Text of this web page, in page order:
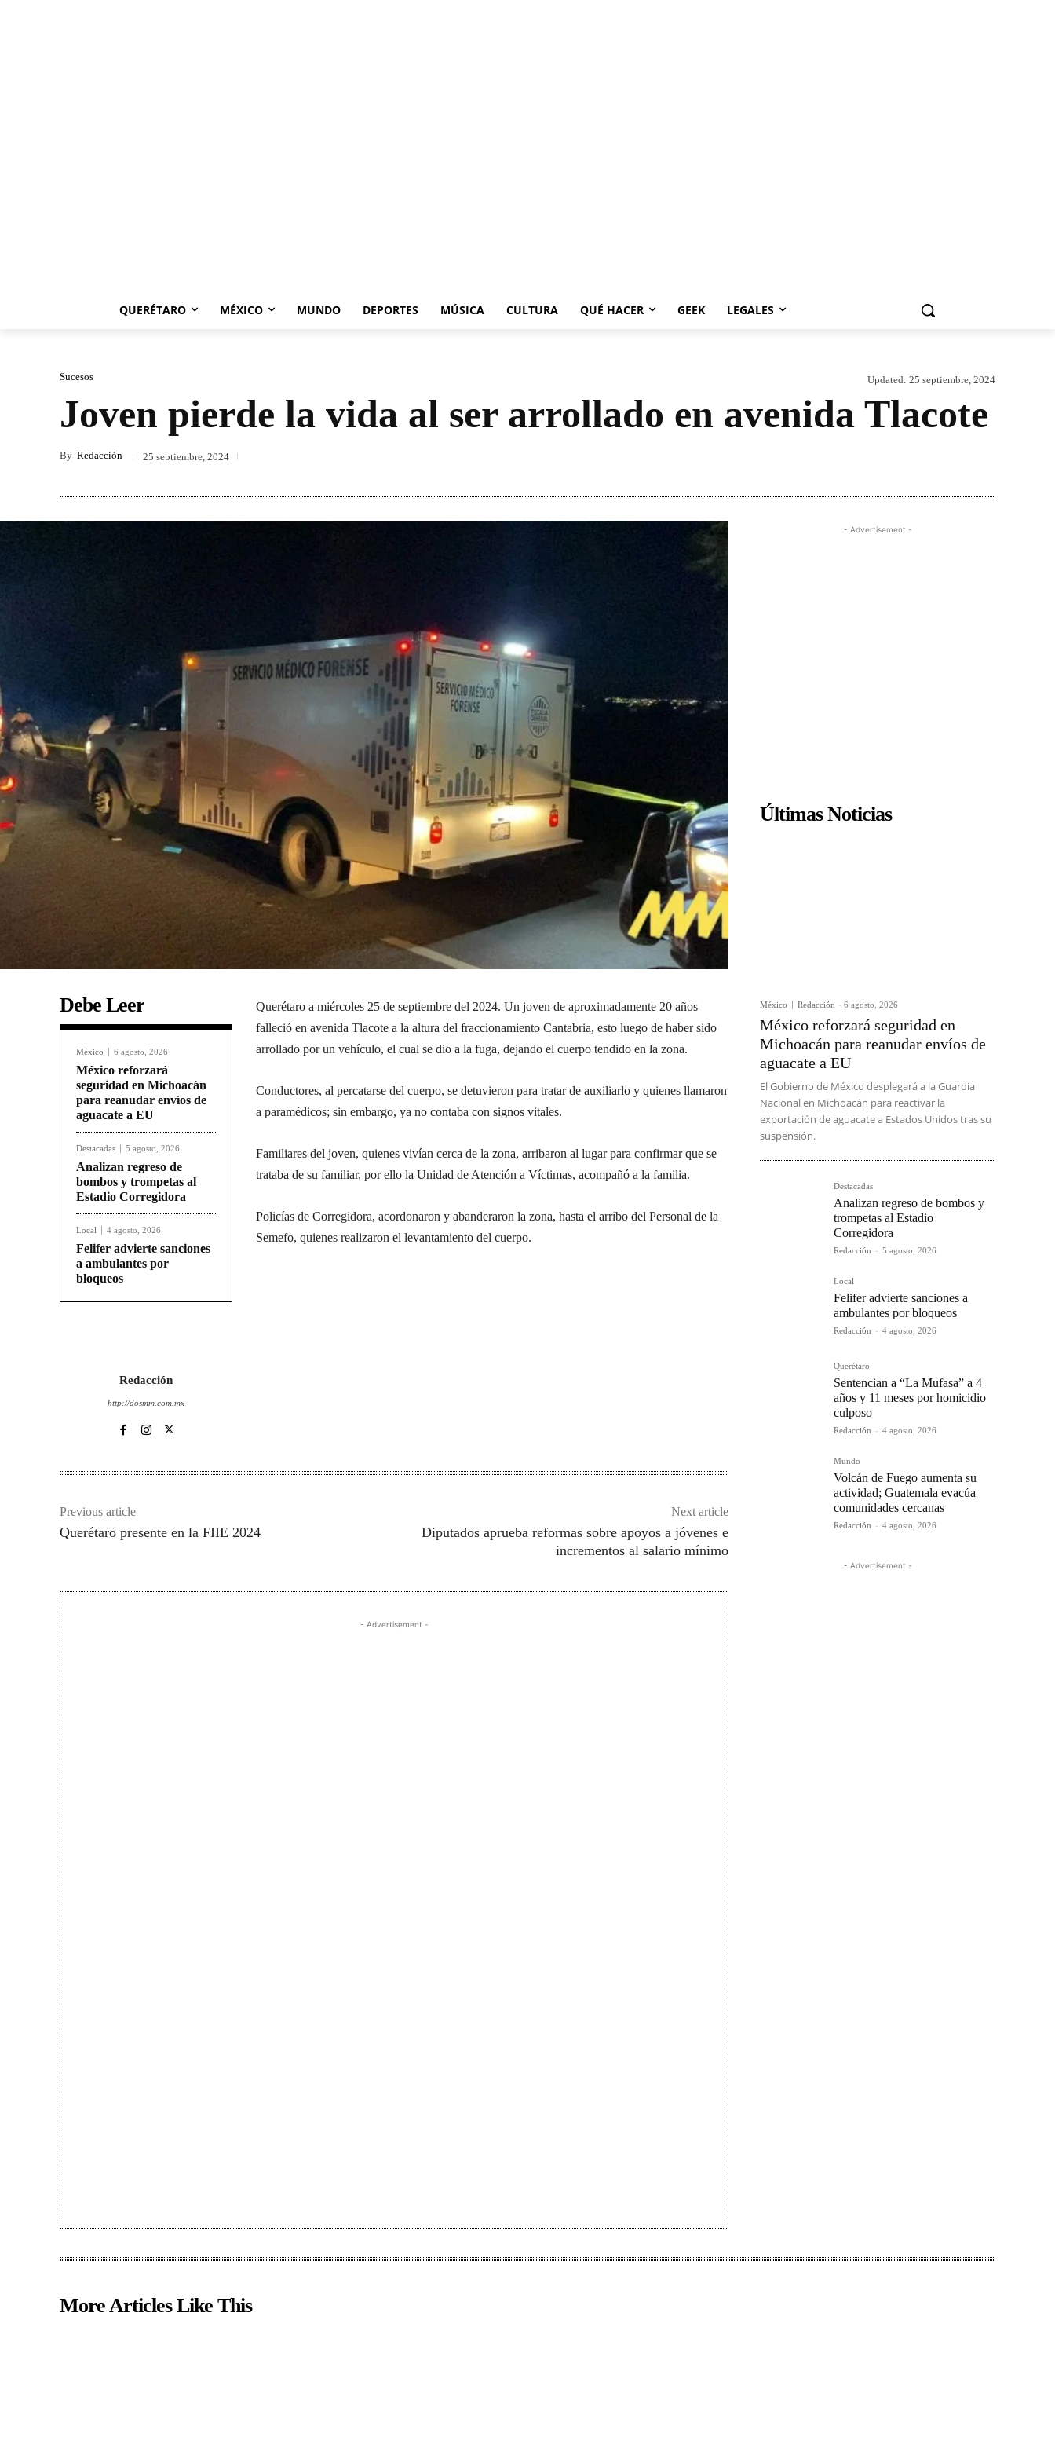
QUERÉTARO MÉXICO MUNDO DEPORTES MÚSICA CULTURA QUÉ HACER GEEK LEGALES
Sucesos Updated: 25 septiembre, 2024
Joven pierde la vida al ser arrollado en avenida Tlacote
By Redacción 25 septiembre, 2024
Debe Leer
México 6 agosto, 2026
México reforzará
seguridad en Michoacán
para reanudar envíos de
aguacate a EU
Destacadas 5 agosto, 2026
Analizan regreso de
bombos y trompetas al
Estadio Corregidora
Local 4 agosto, 2026
Felifer advierte sanciones
a ambulantes por
bloqueos
Redacción
http://dosmm.com.mx
Querétaro a miércoles 25 de septiembre del 2024. Un joven de aproximadamente 20 años
falleció en avenida Tlacote a la altura del fraccionamiento Cantabria, esto luego de haber sido
arrollado por un vehículo, el cual se dio a la fuga, dejando el cuerpo tendido en la zona.
Conductores, al percatarse del cuerpo, se detuvieron para tratar de auxiliarlo y quienes llamaron
a paramédicos; sin embargo, ya no contaba con signos vitales.
Familiares del joven, quienes vivían cerca de la zona, arribaron al lugar para confirmar que se
trataba de su familiar, por ello la Unidad de Atención a Víctimas, acompañó a la familia.
Policías de Corregidora, acordonaron y abanderaron la zona, hasta el arribo del Personal de la
Semefo, quienes realizaron el levantamiento del cuerpo.
Previous article
Querétaro presente en la FIIE 2024
Next article
Diputados aprueba reformas sobre apoyos a jóvenes e
incrementos al salario mínimo
- Advertisement -
- Advertisement -
Últimas Noticias
México Redacción - 6 agosto, 2026
México reforzará seguridad en
Michoacán para reanudar envíos de
aguacate a EU
El Gobierno de México desplegará a la Guardia
Nacional en Michoacán para reactivar la
exportación de aguacate a Estados Unidos tras su
suspensión.
Destacadas
Analizan regreso de bombos y
trompetas al Estadio
Corregidora
Redacción - 5 agosto, 2026
Local
Felifer advierte sanciones a
ambulantes por bloqueos
Redacción - 4 agosto, 2026
Querétaro
Sentencian a “La Mufasa” a 4
años y 11 meses por homicidio
culposo
Redacción - 4 agosto, 2026
Mundo
Volcán de Fuego aumenta su
actividad; Guatemala evacúa
comunidades cercanas
Redacción - 4 agosto, 2026
- Advertisement -
More Articles Like This